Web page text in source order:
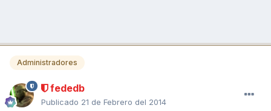
Administradores
fededb
Publicado 21 de Febrero del 2014